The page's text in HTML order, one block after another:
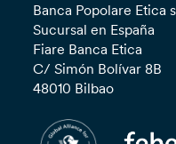
Banca Popolare Etica
Sucursal en España
Fiare Banca Etica
C/ Simón Bolívar 8B
48010 Bilbao